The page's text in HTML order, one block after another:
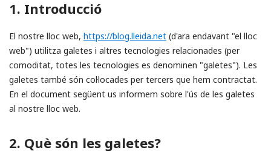
1. Introducció
El nostre lloc web, https://blog.lleida.net (d'ara endavant "el lloc
web") utilitza galetes i altres tecnologies relacionades (per
comoditat, totes les tecnologies es denominen "galetes"). Les
galetes també són col·locades per tercers que hem contractat.
En el document següent us informem sobre l'ús de les galetes
al nostre lloc web.
2. Què són les galetes?